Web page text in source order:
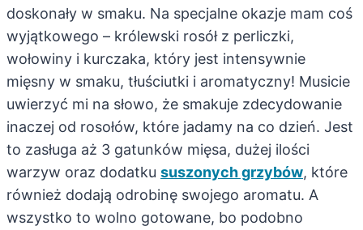
doskonały w smaku. Na specjalne okazje mam coś
wyjątkowego – królewski rosół z perliczki,
wołowiny i kurczaka, który jest intensywnie
mięsny w smaku, tłuściutki i aromatyczny! Musicie
uwierzyć mi na słowo, że smakuje zdecydowanie
inaczej od rosołów, które jadamy na co dzień. Jest
to zasługa aż 3 gatunków mięsa, dużej ilości
warzyw oraz dodatku suszonych grzybów, które
również dodają odrobinę swojego aromatu. A
wszystko to wolno gotowane, bo podobno